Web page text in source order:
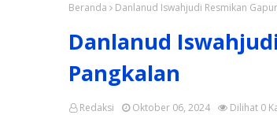
Beranda Danlanud Iswahjudi Resmikan
Danlanud
Pangkalan
Redaksi Dilihat 0
Oktober 06, 2024